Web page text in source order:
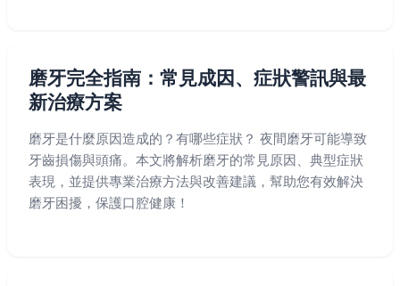
磨牙完全指南：常見成因、症狀警訊與最
新治療方案
磨牙是什麼原因造成的？有哪些症狀？ 夜間磨牙可能導致
牙齒損傷與頭痛。本文將解析磨牙的常見原因、典型症狀
表現，並提供專業治療方法與改善建議，幫助您有效解決
磨牙困擾，保護口腔健康！